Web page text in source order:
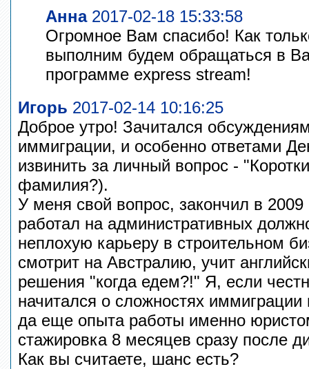
Анна2017-02-18 15:33:58
Огромное Вам спасибо! Как
выполним будем обращаться в
программе express stream!
Игорь 2017-02-14 10:16:25
Доброе утро! Зачитался
иммиграции, и особенно ответами
извинить за личный вопрос -
фамилия?).
У меня свой вопрос, закончил в
работал на административных
неплохую карьеру в строительном
смотрит на Австралию, учит
решения "когда едем?!" Я, если
начитался о сложностях
да еще опыта работы именно
стажировка 8 месяцев сразу после
Как вы считаете, шанс есть?